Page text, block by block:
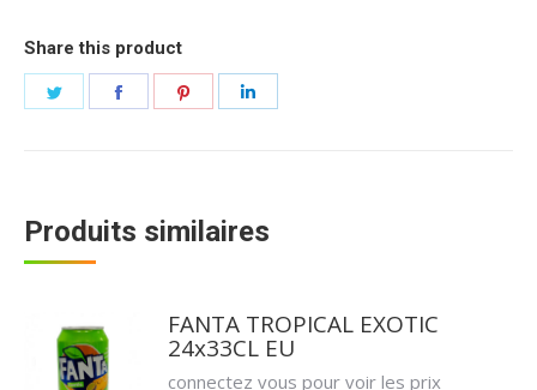
Share this product
Partager
Partager Partager
Produits similaires
FANTA TROPICAL EXOTIC
24x33CL EU
connectez vous pour voir les prix